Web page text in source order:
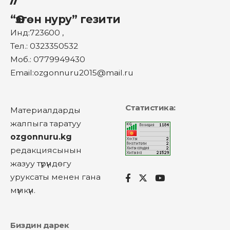
“Өзгөн нуру” гезити
Инд:723600 ,
Тел.: 0323350532
Моб.: 0779949430
Email:ozgonnuru2015@mail.ru
Материалдарды
жалпыга таратуу
ozgonnuru.kg
редакциясынын
жазуу түрүндөгу
уруксаты менен гана
мүмкүн.
Статистика:
Биздин дарек